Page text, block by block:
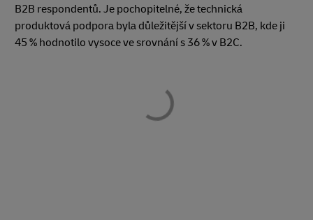
B2B respondentů. Je pochopitelné, že technická
produktová podpora byla důležitější v sektoru B2B, kde ji
45 % hodnotilo vysoce ve srovnání s 36 % v B2C.